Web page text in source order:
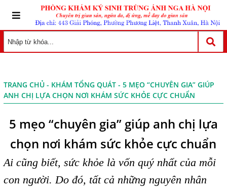
TRANG CHỦ- KHÁM TỔNG QUÁT- 5 MẸO “CHUYÊN GIA” GIÚP
ANH CHỊ LỰA CHỌN NƠI KHÁM SỨC KHỎE CỰC CHUẨN
5 mẹo “chuyên gia” giúp anh chị lựa
chọn nơi khám sức khỏe cực chuẩn
Ai cũng biết, sức khỏe là vốn quý nhất của mỗi
con người. Do đó, tất cả những nguyên nhân